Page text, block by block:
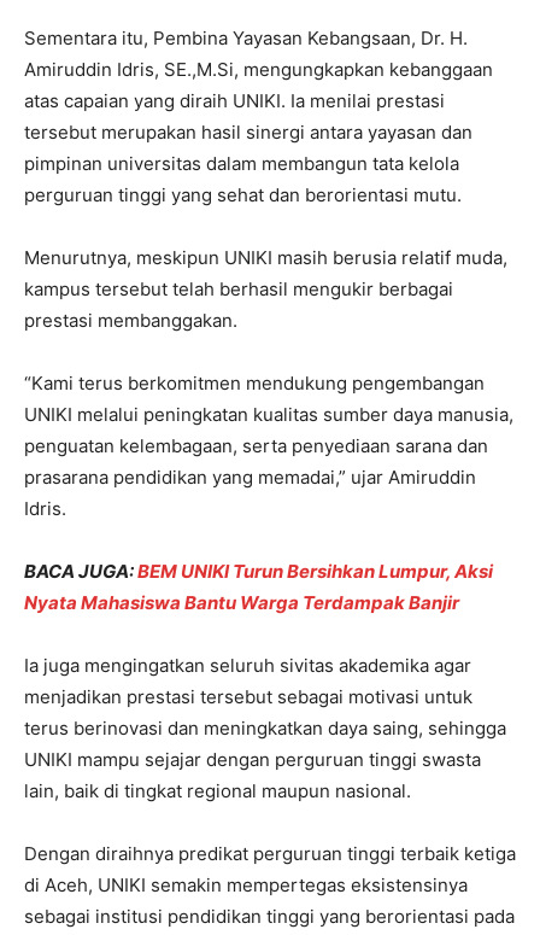
Sementara itu, Pembina Yayasan Kebangsaan, Dr. H.
Amiruddin Idris, SE.,M.Si, mengungkapkan kebanggaan
atas capaian yang diraih UNIKI. Ia menilai prestasi
tersebut merupakan hasil sinergi antara yayasan dan
pimpinan universitas dalam membangun tata kelola
perguruan tinggi yang sehat dan berorientasi mutu.
Menurutnya, meskipun UNIKI masih berusia relatif muda,
kampus tersebut telah berhasil mengukir berbagai
prestasi membanggakan.
“Kami terus berkomitmen mendukung pengembangan
UNIKI melalui peningkatan kualitas sumber daya manusia,
penguatan kelembagaan, serta penyediaan sarana dan
prasarana pendidikan yang memadai,” ujar Amiruddin
Idris.
BACA JUGA:BEM UNIKI Turun Bersihkan Lumpur, Aksi
Nyata Mahasiswa Bantu Warga Terdampak Banjir
Ia juga mengingatkan seluruh sivitas akademika agar
menjadikan prestasi tersebut sebagai motivasi untuk
terus berinovasi dan meningkatkan daya saing, sehingga
UNIKI mampu sejajar dengan perguruan tinggi swasta
lain, baik di tingkat regional maupun nasional.
Dengan diraihnya predikat perguruan tinggi terbaik ketiga
di Aceh, UNIKI semakin mempertegas eksistensinya
sebagai institusi pendidikan tinggi yang berorientasi pada